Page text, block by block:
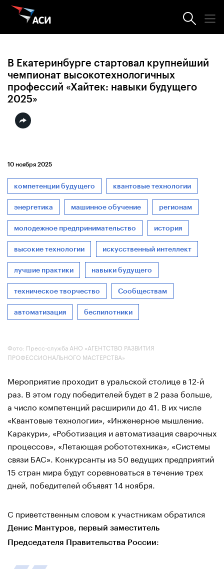
Новости АСИ
В Екатеринбурге стартовал крупнейший
чемпионат высокотехнологичных
профессий «Хайтек: навыки будущего
2025»
10 ноября 2025
компетенции будущего квантовые технологии
энергетика машинное обучение регионам
молодежное предпринимательство история
высокие технологии искусственный интеллект
лучшие практики навыки будущего
техническое творчество Сообществам
автоматизация беспилотники
Фото: Пресс-служба АНО «АГЕНТСТВО РАЗВИТИЯ
ПРОФЕССИОНАЛЬНОГО МАСТЕРСТВА»
Мероприятие проходит в уральской столице в 12-й
раз. В этом году победителей будет в 2 раза больше,
а число компетенций расширили до 41. В их числе
«Квантовые технологии», «Инженерное мышление.
Каракури», «Роботизация и автоматизация сварочных
процессов», «Летающая робототехника», «Системы
связи БАС». Конкурсанты из 50 ведущих предприятий
15 стран мира будут соревноваться в течение трех
дней, победителей объявят 14 ноября.
С приветственным словом к участникам обратился
Денис Мантуров, первый заместитель
Председателя Правительства России: